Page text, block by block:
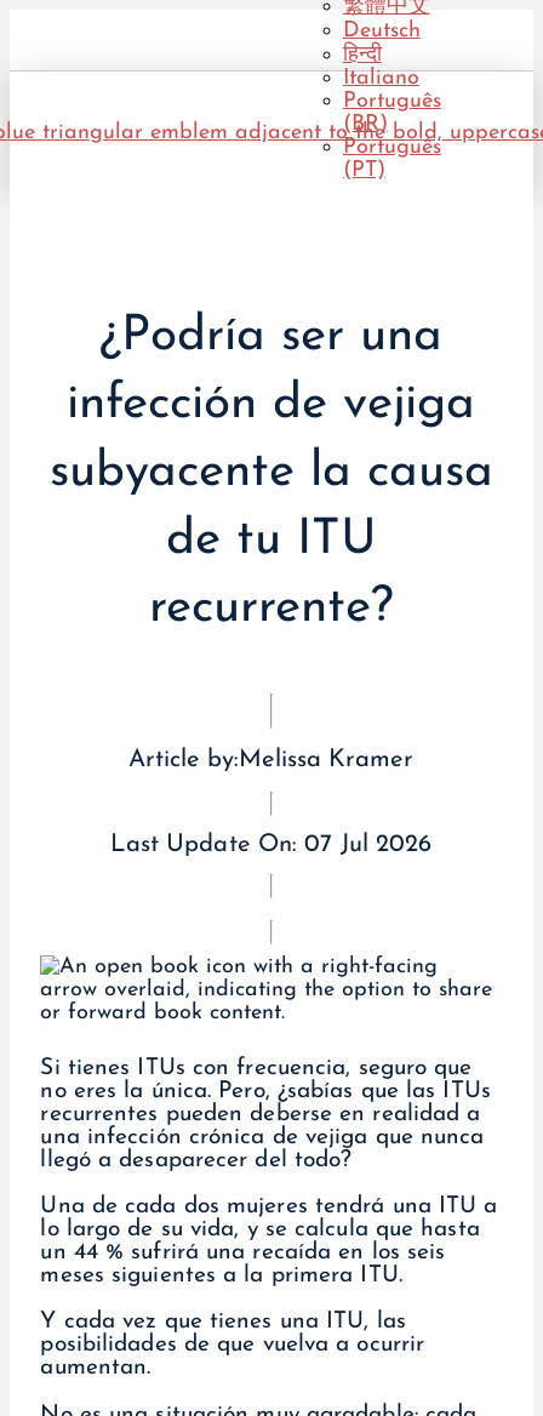
繁體中文
Deutsch
हिन्दी
Italiano
Português
(BR)
Português
(PT)
¿Podría ser una
infección de vejiga
subyacente la causa
de tu ITU
recurrente?
Article by:Melissa Kramer
Last Update On:07 Jul 2026
Si tienes ITUs con frecuencia, seguro que
no eres la única. Pero, ¿sabías que las ITUs
recurrentes pueden deberse en realidad a
una infección crónica de vejiga que nunca
llegó a desaparecer del todo?
Una de cada dos mujeres tendrá una ITU a
lo largo de su vida, y se calcula que hasta
un 44 % sufrirá una recaída en los seis
meses siguientes a la primera ITU.
Y cada vez que tienes una ITU, las
posibilidades de que vuelva a ocurrir
aumentan.